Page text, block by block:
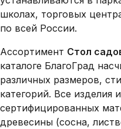
школах, торговых
по всей России.
Ассортимент Стол
каталоге БлагоГрад
различных размеров,
категорий. Все изделия
сертифицированных
древесины (сосна,